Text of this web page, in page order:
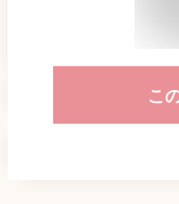
こ